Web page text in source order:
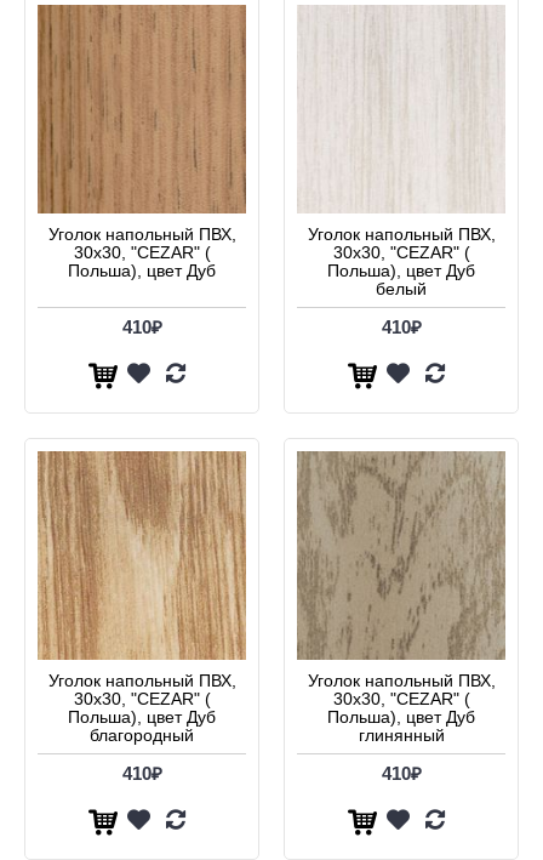
Уголок напольный ПВХ,
30х30, "CEZAR" (
Польша), цвет Дуб
410₽
Уголок напольный ПВХ,
30х30, "CEZAR" (
Польша), цвет Дуб
белый
410₽
Уголок напольный ПВХ,
30х30, "CEZAR" (
Польша), цвет Дуб
благородный
410₽
Уголок напольный ПВХ,
30х30, "CEZAR" (
Польша), цвет Дуб
глинянный
410₽